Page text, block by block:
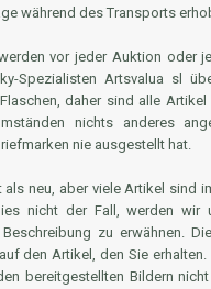
während des Transports
vor jeder Auktion oder
Spezialisten Artsvalua sl
daher sind alle
nichts anderes
nie ausgestellt hat.
als neu, aber viele Artikel sind
nicht der Fall, werden wir
zu erwähnen.
den Artikel, den Sie
bereitgestellten Bildern